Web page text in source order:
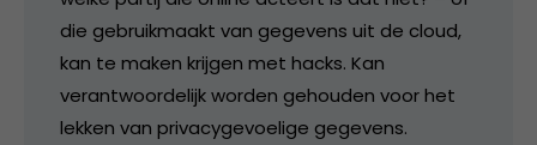
die gebruikmaakt van gegevens uit de cloud,
kan te maken krijgen met hacks. Kan
verantwoordelijk worden gehouden voor het
lekken van privacygevoelige gegevens.